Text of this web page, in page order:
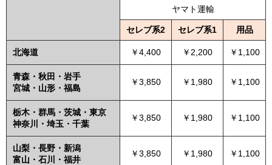
ヤマト運輸
セレブ系2 セレブ系1 用品
北海道 ￥4,400 ￥2,200 ￥1,100
青森・秋田・岩手
宮城・山形・福島
￥3,850 ￥1,980 ￥1,100
栃木・群馬・茨城・東京
神奈川・埼玉・千葉
￥3,850 ￥1,980 ￥1,100
山梨・長野・新潟
富山・石川・福井
￥3,850 ￥1,980 ￥1,100